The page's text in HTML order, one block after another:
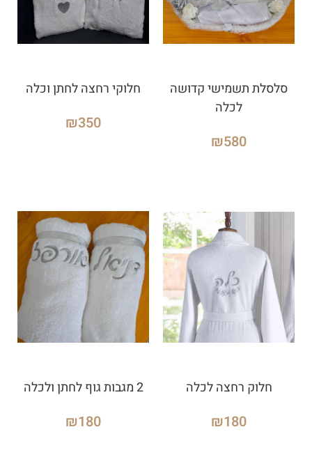
סלסלת תשמישי קדושה
לכלה
₪580
חלוקי רחצה לחתן וכלה
₪350
חלוק רחצה לכלה
₪180
2 מגבות גוף לחתן ולכלה
₪180